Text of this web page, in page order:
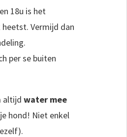
18u is het
Vermijd dan
per se buiten
altijdwater mee
hond! Niet enkel